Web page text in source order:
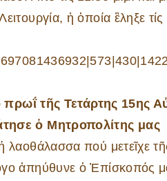
ἡ ὁποία ἒληξε
πρωΐ τῆς Τετάρτης 15ης
ὁ Μητροπολίτης μας
λαοθάλασσα πού μετεῖχε
ἀπηύθυνε ὁ Ἐπίσκοπός